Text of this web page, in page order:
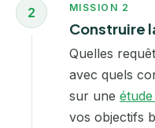
2 MISSION 2
Construire
Quelles
avec quels
sur une
vos objectifs